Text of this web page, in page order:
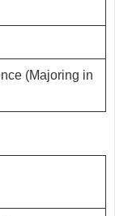
(Majoring in